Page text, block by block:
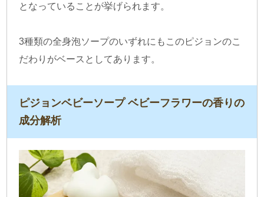
となっていることが挙げられます。
3種類の全身泡ソープのいずれにもこのピジョンのこ
だわりがベースとしてあります。
ピジョンベビーソープ ベビーフラワーの香りの
成分解析